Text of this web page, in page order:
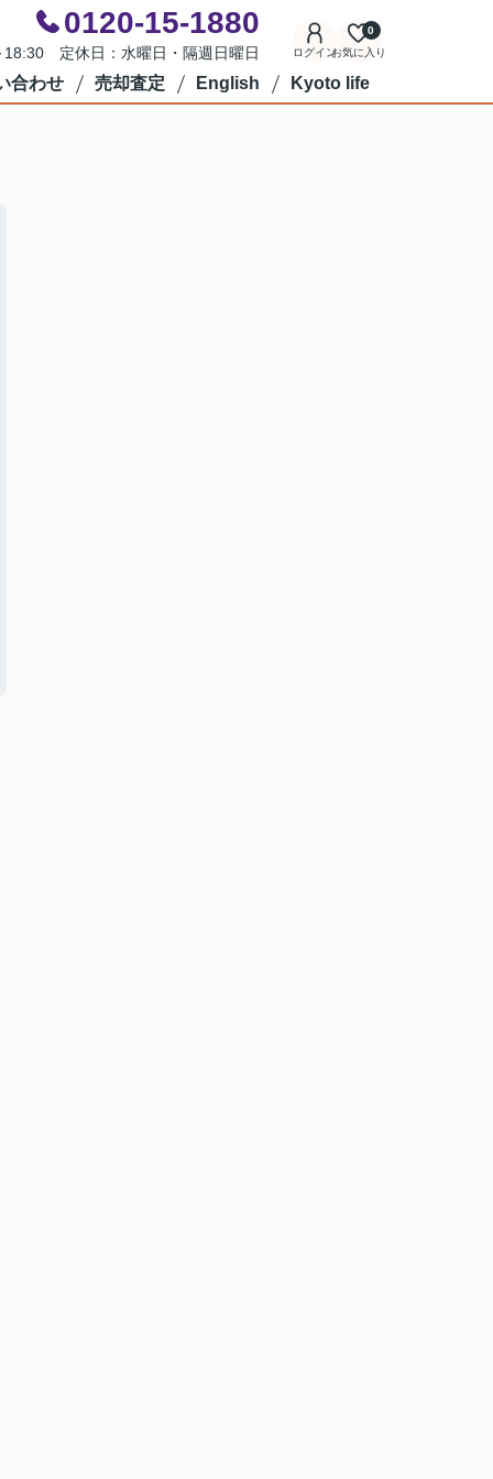
0120-15-1880
18:30 定休日：水曜日・隔週日曜日 ログインお気に入り
0
合わせ 売却査定 English Kyoto life